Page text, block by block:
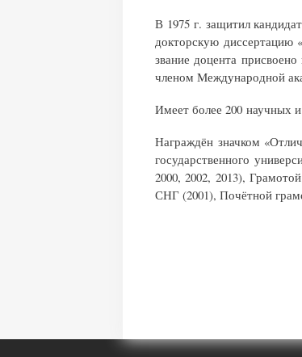
В 1975 г. защитил
докторскую диссертацию
звание доцента
членом Международной
Имеет более 200 научных
Награждён значком
государственного
2000, 2002, 2013),
СНГ (2001), Почётной